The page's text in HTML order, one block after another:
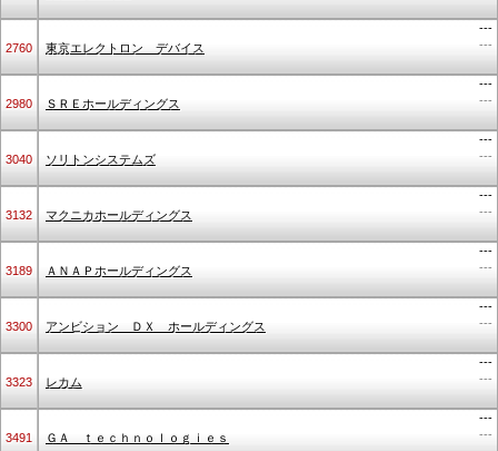
2760 東京エレクトロン デバイス
---
---
2980 ＳＲＥホールディングス
---
---
3040 ソリトンシステムズ
---
---
3132 マクニカホールディングス
---
---
3189 ＡＮＡＰホールディングス
---
---
3300 アンビション ＤＸ ホールディングス
---
---
3323 レカム
---
---
3491 ＧＡ ｔｅｃｈｎｏｌｏｇｉｅｓ
---
---